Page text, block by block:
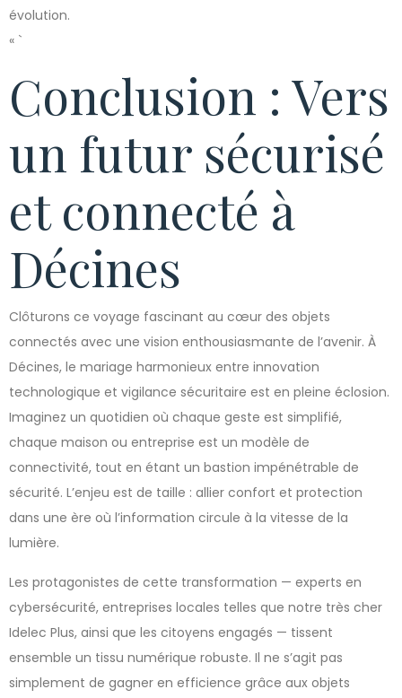
évolution.
« `
Conclusion : Vers
un futur sécurisé
et connecté à
Décines
Clôturons ce voyage fascinant au cœur des objets
connectés avec une vision enthousiasmante de l’avenir. À
Décines, le mariage harmonieux entre innovation
technologique et vigilance sécuritaire est en pleine éclosion.
Imaginez un quotidien où chaque geste est simplifié,
chaque maison ou entreprise est un modèle de
connectivité, tout en étant un bastion impénétrable de
sécurité. L’enjeu est de taille : allier confort et protection
dans une ère où l’information circule à la vitesse de la
lumière.
Les protagonistes de cette transformation — experts en
cybersécurité, entreprises locales telles que notre très cher
Idelec Plus, ainsi que les citoyens engagés — tissent
ensemble un tissu numérique robuste. Il ne s’agit pas
simplement de gagner en efficience grâce aux objets